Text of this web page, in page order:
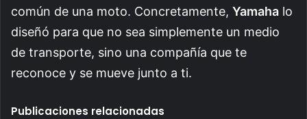
común de una moto. Concretamente, Yamaha lo
diseñó para que no sea simplemente un medio
de transporte, sino una compañía que te
reconoce y se mueve junto a ti.
Publicaciones relacionadas